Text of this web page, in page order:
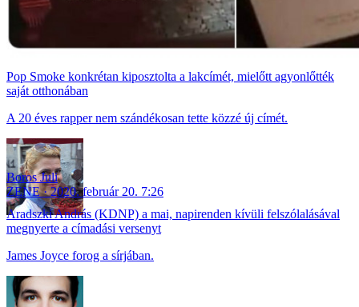
Pop Smoke konkrétan kiposztolta a lakcímét, mielőtt agyonlőtték
saját otthonában
A 20 éves rapper nem szándékosan tette közzé új címét.
Boros Juli
ZENE
2020. február 20. 7:26
Aradszki András (KDNP) a mai, napirenden kívüli felszólalásával
megnyerte a címadási versenyt
James Joyce forog a sírjában.